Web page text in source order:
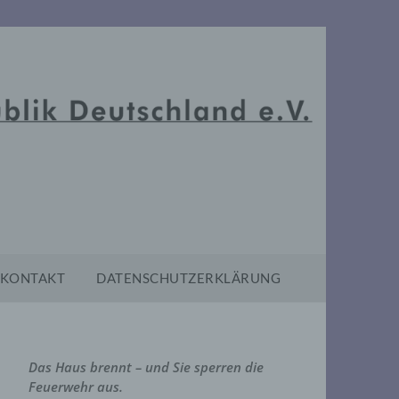
KONTAKT DATENSCHUTZERKLÄRUNG
Das Haus brennt – und Sie sperren die
Feuerwehr aus.